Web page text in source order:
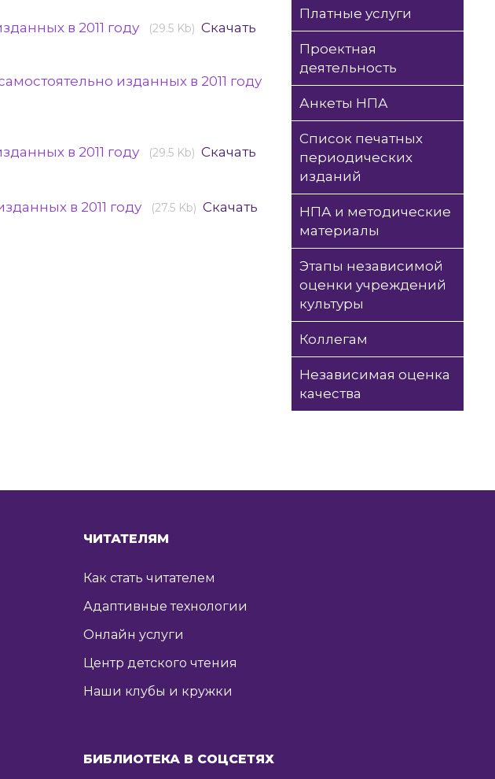
в 2011 году (29.5 Kb) Скачать
изданных в 2011 году
в 2011 году (29.5 Kb) Скачать
в 2011 году (27.5 Kb) Скачать
Платные услуги
Проектная
деятельность
Анкеты НПА
Список печатных
периодических
изданий
НПА и методические
материалы
Этапы независимой
оценки учреждений
культуры
Коллегам
Независимая оценка
качества
ЧИТАТЕЛЯМ
Как стать читателем
Адаптивные технологии
Онлайн услуги
Центр детского чтения
Наши клубы и кружки
БИБЛИОТЕКА В СОЦСЕТЯХ